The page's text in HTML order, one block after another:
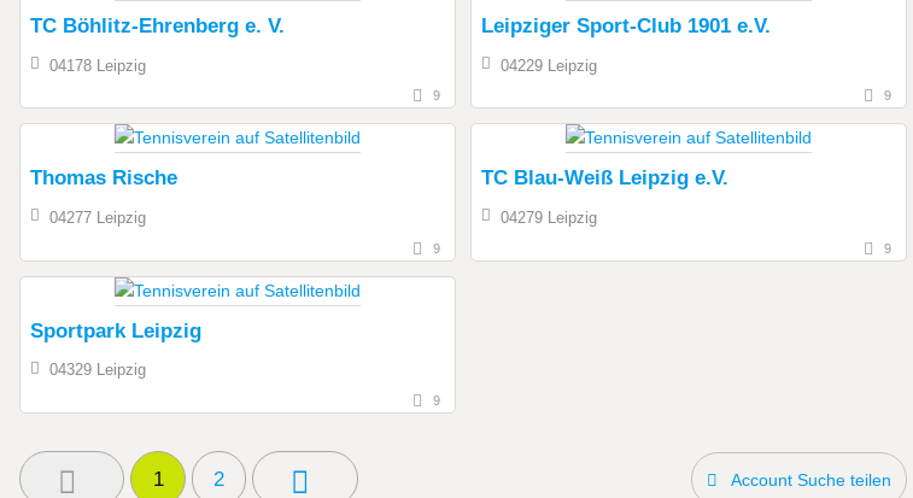
TC Böhlitz-Ehrenberg e. V.
04178 Leipzig
9
Leipziger Sport-Club 1901 e.V.
04229 Leipzig
9
Thomas Rische
04277 Leipzig
9
TC Blau-Weiß Leipzig e.V.
04279 Leipzig
9
Sportpark Leipzig
04329 Leipzig
9
1 2 Account Suche teilen